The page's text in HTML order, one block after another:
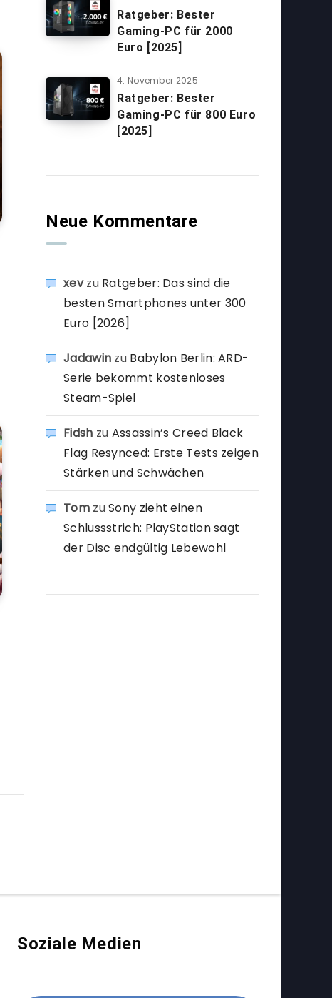
Ratgeber: Bester
Gaming-PC für 2000
Euro [2025]
4. November 2025
Ratgeber: Bester
Gaming-PC für 800 Euro
[2025]
Neue Kommentare
xevzu Ratgeber: Das sind die
besten Smartphones unter 300
Euro [2026]
Jadawin zu Babylon Berlin: ARD-
Serie bekommt kostenloses
Steam-Spiel
Fidsh zu Assassin’s Creed Black
Flag Resynced: Erste Tests zeigen
Stärken und Schwächen
TomzuSony zieht einen
Schlussstrich: PlayStation sagt
der Disc endgültig Lebewohl
Soziale Medien